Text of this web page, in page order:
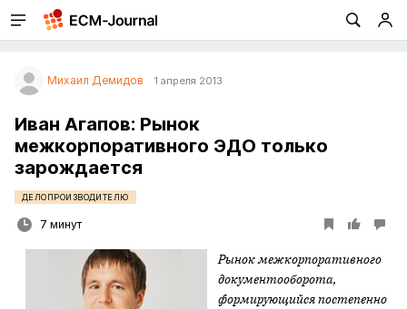
Михаил Демидов 1 апреля 2013
Иван Агапов: Рынок
межкорпоративного ЭДО только
зарождается
ДЕЛОПРОИЗВОДИТЕЛЮ
7 минут
Рынок межкорпоративного
документооборота,
формирующийся постепенно